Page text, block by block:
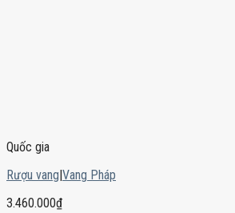
Quốc gia
Rượu vang|Vang Pháp
3.460.000₫